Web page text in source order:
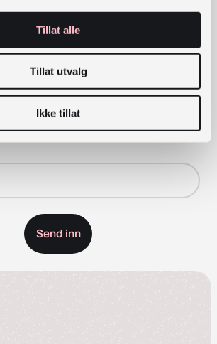
Tillat alle
Tillat utvalg
Ikke tillat
bekreftet
deg på Nasjonalbibliotekets
nyhetsbrev!